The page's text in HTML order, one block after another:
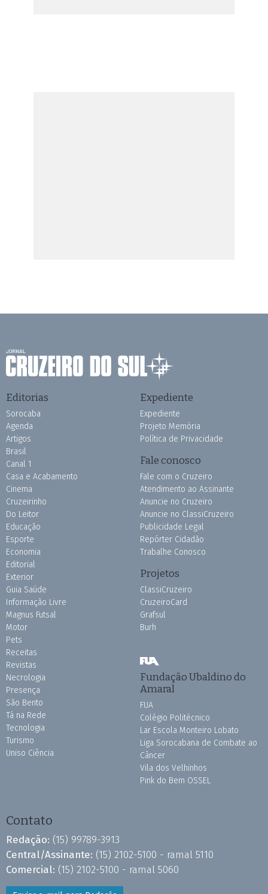
Editorias
Sorocaba
Agenda
Artigos
Brasil
Canal 1
Casa e Acabamento
Cinema
Cruzeirinho
Do Leitor
Educação
Esporte
Economia
Editorial
Exterior
Guia Saúde
Informação Livre
Magnus Futsal
Motor
Pets
Receitas
Revistas
Necrologia
Presença
São Bento
Tá na Rede
Tecnologia
Turismo
Uniso Ciência
Expediente
Expediente
Projeto Memória
Política de Privacidade
Fale conosco
Fale com o Cruzeiro
Atendimento ao Assinante
Anuncie no Cruzeiro
Anuncie no ClassiCruzeiro
Publicidade Legal
Repórter Cidadão
Trabalhe Conosco
Projetos
ClassiCruzeiro
CruzeiroCard
Grafsul
Burh
Fundação Ubaldino do
Amaral
FUA
Colégio Politécnico
Lar Escola Monteiro Lobato
Liga Sorocabana de Combate ao
Câncer
Vila dos Velhinhos
Pink do Bem OSSEL
Contato
Redação: (15) 99789-3913
Central/Assinante: (15) 2102-5100 - ramal 5110
Comercial: (15) 2102-5100 - ramal 5060